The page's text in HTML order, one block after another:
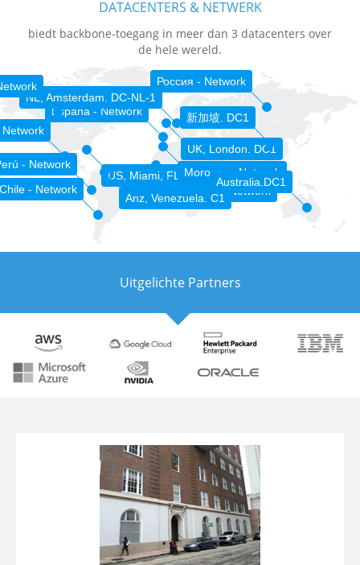
DATACENTERS & NETWERK
biedt backbone-toegang in meer dan 3 datacenters over
de hele wereld.
UK, London. DC1
España - Network
NL, Amsterdam. DC-NL-1
US, Miami, FL. DC-MIA-1
- Network
Россия - Network
新加坡. DC1
Sénégal - Network
Morocco - Network
Anz, Venezuela. C1
Chile - Network
Australia.DC1
Uitgelichte Partners